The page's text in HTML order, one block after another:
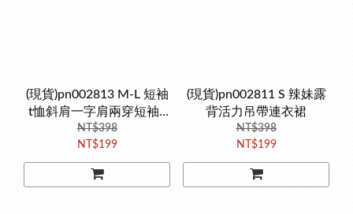
(現貨)pn002813 M-L 短袖
t恤斜肩一字肩兩穿短袖T
恤
NT$398
NT$199
(現貨)pn002811 S 辣妹露
背活力吊帶連衣裙
NT$398
NT$199